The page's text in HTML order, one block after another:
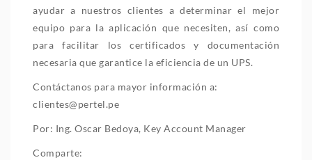
ayudar a nuestros clientes a determinar el mejor
equipo para la aplicación que necesiten, así como
para facilitar los certificados y documentación
necesaria que garantice la eficiencia de un UPS.
Contáctanos para mayor información a:
clientes@pertel.pe
Por: Ing. Oscar Bedoya, Key Account Manager
Comparte: